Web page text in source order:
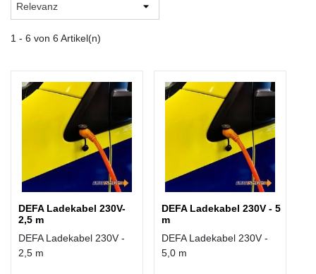
1 - 6 von 6 Artikel(n)
DEFA Ladekabel 230V-
2,5 m
DEFA Ladekabel 230V -
2,5 m
DEFA Ladekabel 230V - 5
m
DEFA Ladekabel 230V -
5,0 m